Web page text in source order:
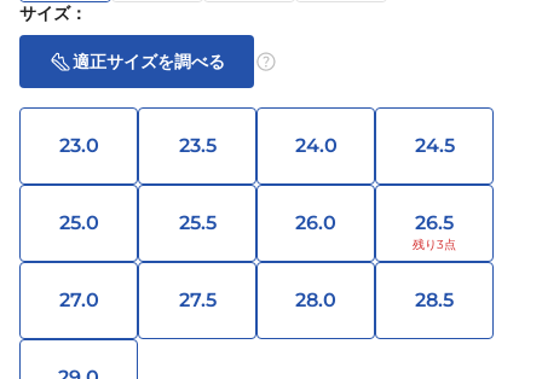
サイズ：
適正サイズを調べる
23.0 23.5 24.0 24.5
25.0 25.5 26.0 26.5
27.0 27.5 28.0 28.5